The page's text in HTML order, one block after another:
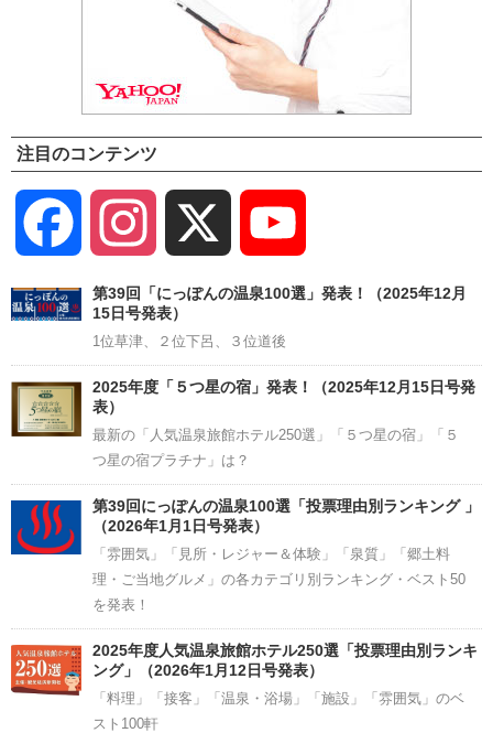
注目のコンテンツ
Facebook Instagram
Channel
第39回「にっぽんの温泉100選」発表！（2025年12月
15日号発表）
1位草津、２位下呂、３位道後
2025年度「５つ星の宿」発表！（2025年12月15日号発
表）
最新の「人気温泉旅館ホテル250選」「５つ星の宿」「５
つ星の宿プラチナ」は？
第39回にっぽんの温泉100選「投票理由別ランキング 」
（2026年1月1日号発表）
「雰囲気」「見所・レジャー＆体験」「泉質」「郷土料
理・ご当地グルメ」の各カテゴリ別ランキング・ベスト50
を発表！
2025年度人気温泉旅館ホテル250選「投票理由別ランキ
ング」（2026年1月12日号発表）
「料理」「接客」「温泉・浴場」「施設」「雰囲気」のベ
スト100軒